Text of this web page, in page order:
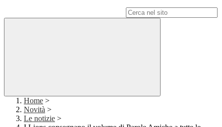
Home >
Novità >
Le notizie >